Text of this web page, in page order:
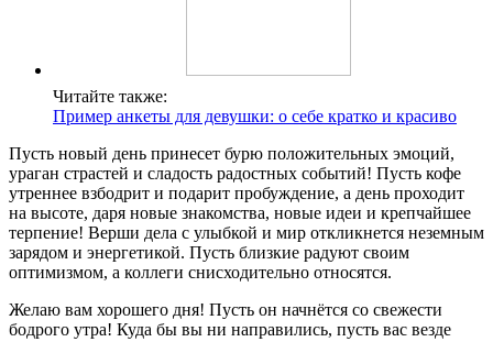
Читайте также:
Пример анкеты для девушки: о себе кратко и красиво
Пусть новый день принесет бурю положительных эмоций,
ураган страстей и сладость радостных событий! Пусть кофе
утреннее взбодрит и подарит пробуждение, а день проходит
на высоте, даря новые знакомства, новые идеи и крепчайшее
терпение! Верши дела с улыбкой и мир откликнется неземным
зарядом и энергетикой. Пусть близкие радуют своим
оптимизмом, а коллеги снисходительно относятся.
Желаю вам хорошего дня! Пусть он начнётся со свежести
бодрого утра! Куда бы вы ни направились, пусть вас везде